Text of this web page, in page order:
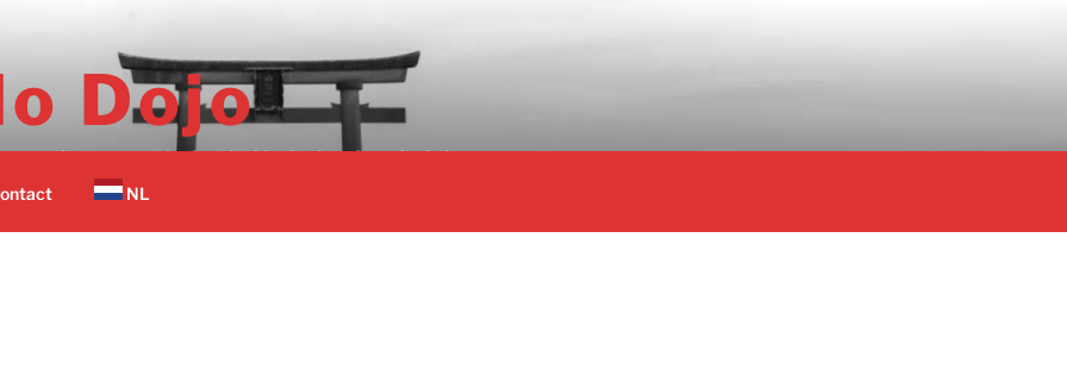
Dojo
vechtsport scholen in Nederland op 1 plek.
NL